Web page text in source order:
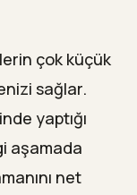
çok küçük
sağlar.
yaptığı
aşamada
net